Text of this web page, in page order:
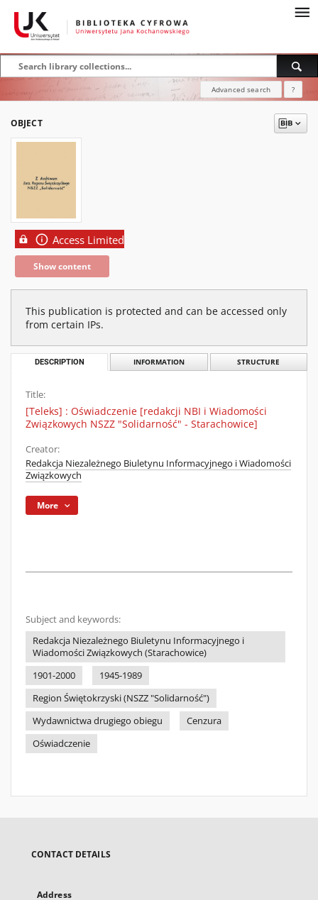
Advanced search ?
OBJECT
Access Limited
Show content
This publication is protected and can be accessed only
from certain IPs.
DESCRIPTION INFORMATION STRUCTURE
Title:
[Teleks] : Oświadczenie [redakcji NBI i Wiadomości
Związkowych NSZZ "Solidarność" - Starachowice]
Creator:
Redakcja Niezależnego Biuletynu Informacyjnego i Wiadomości
Związkowych
More
Subject and keywords:
Redakcja Niezależnego Biuletynu Informacyjnego i
Wiadomości Związkowych (Starachowice)
1901-2000
1945-1989
Region Świętokrzyski (NSZZ "Solidarność")
Wydawnictwa drugiego obiegu
Cenzura
Oświadczenie
CONTACT DETAILS
Address